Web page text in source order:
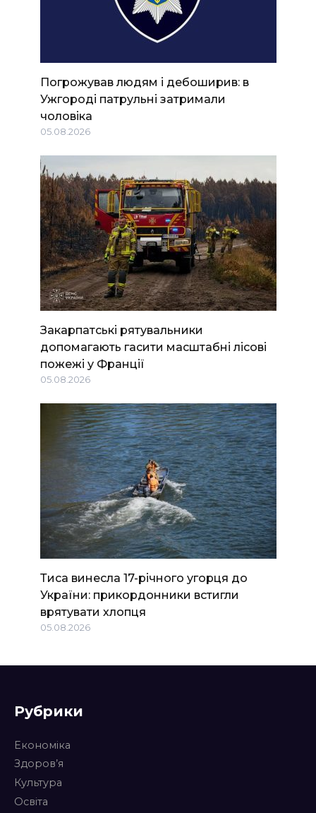
Погрожував людям і дебоширив: в
Ужгороді патрульні затримали
чоловіка
05.08.2026
Закарпатські рятувальники
допомагають гасити масштабні лісові
пожежі у Франції
05.08.2026
Тиса винесла 17-річного угорця до
України: прикордонники встигли
врятувати хлопця
05.08.2026
Рубрики
Економіка
Здоров’я
Культура
Освіта